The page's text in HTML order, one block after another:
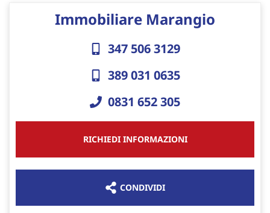
Immobiliare Marangio
347 506 3129
389 031 0635
0831 652 305
RICHIEDI INFORMAZIONI
CONDIVIDI